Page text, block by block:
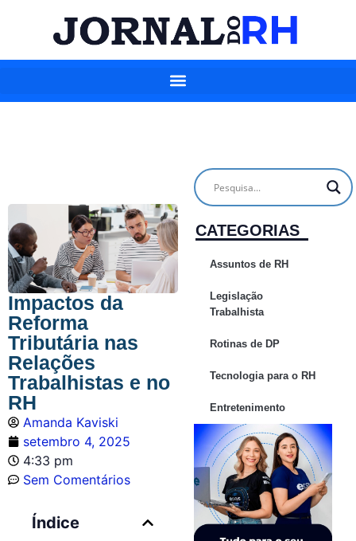
Impactos da
Reforma
Tributária nas
Relações
Trabalhistas e no
RH
Amanda Kaviski
setembro 4, 2025
4:33 pm
Sem Comentários
Índice
CATEGORIAS
Assuntos de RH
Legislação
Trabalhista
Rotinas de DP
Tecnologia para o RH
Entretenimento